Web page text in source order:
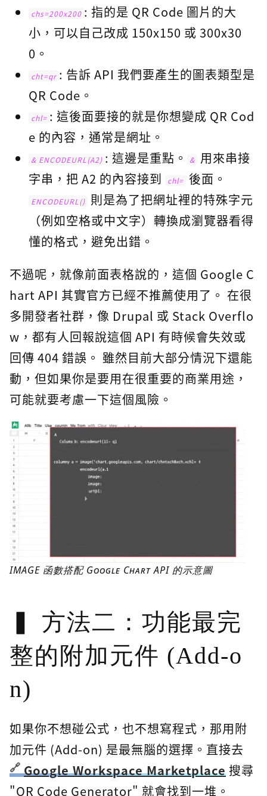
chs=200x200 : 指的是 QR Code 圖片的大
小，可以自己改成 150x150 或 300x30
0。
cht=qr : 告訴 API 我們要產生的圖表類型是
QR Code。
chl= : 這後面要接的就是你想變成 QR Cod
e 的內容，通常是網址。
& ENCODEURL(A2) : 這邊是重點。 & 用來串接
字串，把 A2 的內容接到
chl= 後面。
ENCODEURL() 則是為了把網址裡的特殊字元
（例如空格或中文字）轉換成瀏覽器看得
懂的格式，避免出錯。
不過呢，就像前面表格說的，這個 Google C
hart API 其實官方已經不推薦使用了。 在很
多開發者社群，像 Drupal 或 Stack Overflo
w，都有人回報說這個 API 有時候會失效或
回傳 404 錯誤。 雖然目前大部分情況下還能
動，但如果你是要用在很重要的商業用途，
可能就要考慮一下這個風險。
IMAGE 函數搭配 Google Chart API 的示意圖
方法二：功能最完
整的附加元件 (Add-o
n)
如果你不想碰公式，也不想寫程式，那用附
加元件 (Add-on) 是最無腦的選擇。直接去
Google Workspace Marketplace 搜尋
"QR Code Generator" 就會找到一堆。